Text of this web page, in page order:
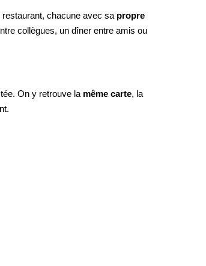
restaurant, chacune avec sa propre
collègues, un dîner entre amis ou
On y retrouve la même carte, la